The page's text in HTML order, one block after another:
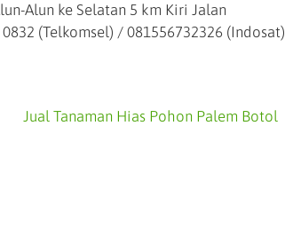
Alun ke Selatan 5 km Kiri Jalan
(Telkomsel) / 081556732326 (Indosat)
Jual Tanaman Hias Pohon Palem Botol